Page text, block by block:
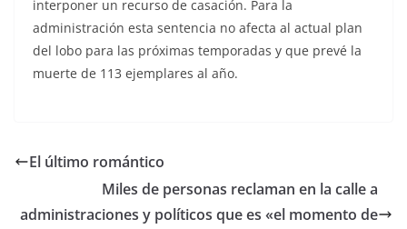
interponer un recurso de casación. Para la
administración esta sentencia no afecta al actual plan
del lobo para las próximas temporadas y que prevé la
muerte de 113 ejemplares al año.
El último romántico
Miles de personas reclaman en la calle a
administraciones y políticos que es «el momento de